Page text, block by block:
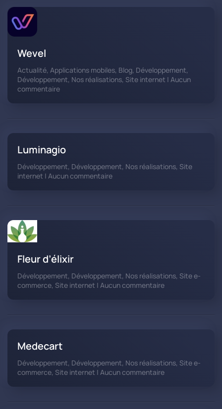
Wevel
Actualité, Applications mobiles, Blog, Développement,
Développement, Nos réalisations, Site internet | Aucun
commentairesur
Luminagio
Développement, Développement, Nos réalisations, Site
internet | Aucun commentairesur
Fleur d’élixir
Développement, Développement, Nos réalisations, Site e-
commerce, Site internet | Aucun commentairesur
Medecart
Développement, Développement, Nos réalisations, Site e-
commerce, Site internet | Aucun commentairesur